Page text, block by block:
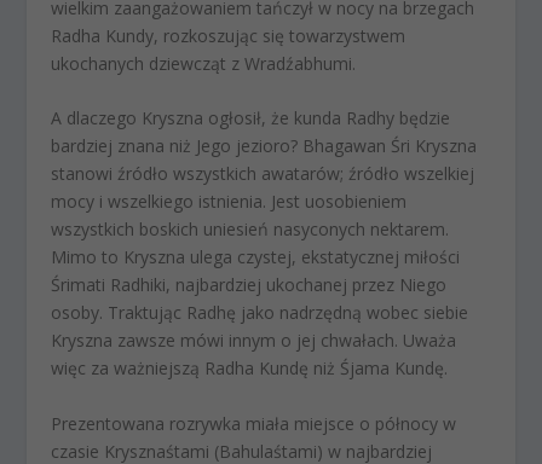
wielkim zaangażowaniem tańczył w nocy na brzegach
Radha Kundy, rozkoszując się towarzystwem
ukochanych dziewcząt z Wradźabhumi.
A dlaczego Kryszna ogłosił, że kunda Radhy będzie
bardziej znana niż Jego jezioro? Bhagawan Śri Kryszna
stanowi źródło wszystkich awatarów; źródło wszelkiej
mocy i wszelkiego istnienia. Jest uosobieniem
wszystkich boskich uniesień nasyconych nektarem.
Mimo to Kryszna ulega czystej, ekstatycznej miłości
Śrimati Radhiki, najbardziej ukochanej przez Niego
osoby. Traktując Radhę jako nadrzędną wobec siebie
Kryszna zawsze mówi innym o jej chwałach. Uważa
więc za ważniejszą Radha Kundę niż Śjama Kundę.
Prezentowana rozrywka miała miejsce o północy w
czasie Krysznaśtami (Bahulaśtami) w najbardziej